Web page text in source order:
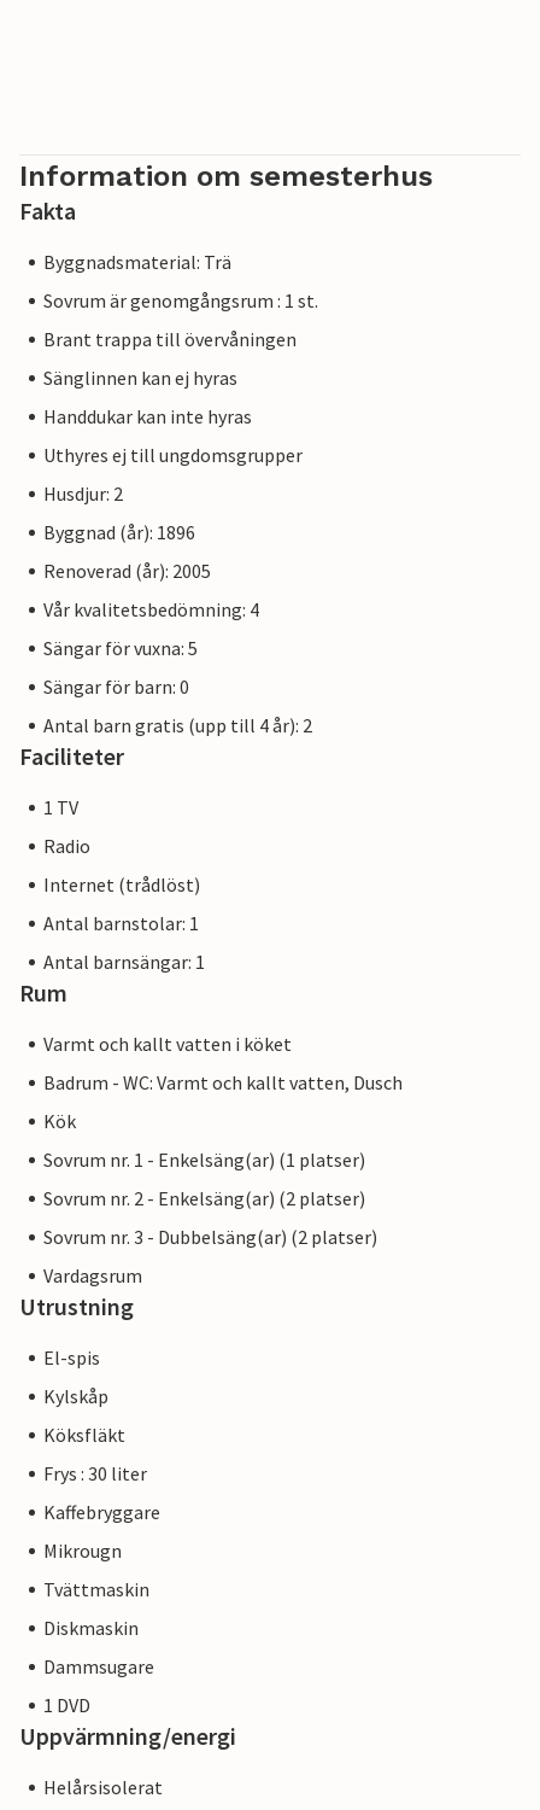
Information om semesterhus
Fakta
Byggnadsmaterial: Trä
Sovrum är genomgångsrum : 1 st.
Brant trappa till övervåningen
Sänglinnen kan ej hyras
Handdukar kan inte hyras
Uthyres ej till ungdomsgrupper
Husdjur: 2
Byggnad (år): 1896
Renoverad (år): 2005
Vår kvalitetsbedömning: 4
Sängar för vuxna: 5
Sängar för barn: 0
Antal barn gratis (upp till 4 år): 2
Faciliteter
1 TV
Radio
Internet (trådlöst)
Antal barnstolar: 1
Antal barnsängar: 1
Rum
Varmt och kallt vatten i köket
Badrum - WC: Varmt och kallt vatten, Dusch
Kök
Sovrum nr. 1 - Enkelsäng(ar) (1 platser)
Sovrum nr. 2 - Enkelsäng(ar) (2 platser)
Sovrum nr. 3 - Dubbelsäng(ar) (2 platser)
Vardagsrum
Utrustning
El-spis
Kylskåp
Köksfläkt
Frys : 30 liter
Kaffebryggare
Mikrougn
Tvättmaskin
Diskmaskin
Dammsugare
1 DVD
Uppvärmning/energi
Helårsisolerat